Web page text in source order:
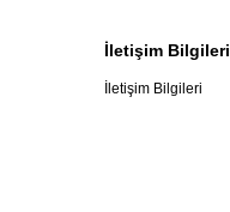
İletişim Bilgileri
İletişim Bilgileri